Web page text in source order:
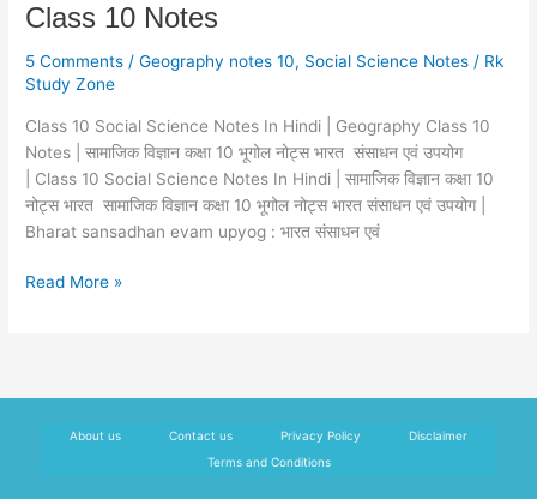
Class 10 Notes
5 Comments /Geography notes 10, Social Science Notes / Rk
Study Zone
Class 10 Social Science Notes In Hindi | Geography Class 10
Notes | सामाजिक विज्ञान कक्षा 10 भूगोल नोट्स भारत संसाधन एवं उपयोग
| Class 10 Social Science Notes In Hindi | सामाजिक विज्ञान कक्षा 10
नोट्स भारत सामाजिक विज्ञान कक्षा 10 भूगोल नोट्स भारत संसाधन एवं उपयोग |
Bharat sansadhan evam upyog : भारत संसाधन एवं
In
Hindi
|
Class
10
Notes
Read More »
About us Contact us Privacy Policy
Disclaimer
Terms and Conditions